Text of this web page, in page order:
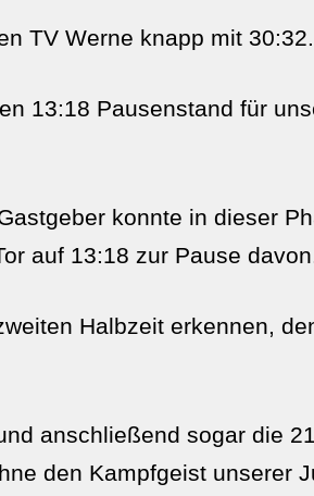
TV Werne knapp mit 30:32.
13:18 Pausenstand für
konnte in dieser
auf 13:18 zur Pause
Halbzeit erkennen,
anschließend sogar die
den Kampfgeist unserer